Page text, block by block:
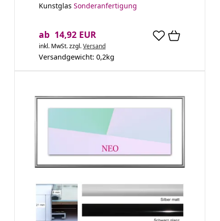
Kunstglas Sonderanfertigung
ab 14,92 EUR
inkl. MwSt.zzgl.Versand
Versandgewicht: 0,2kg